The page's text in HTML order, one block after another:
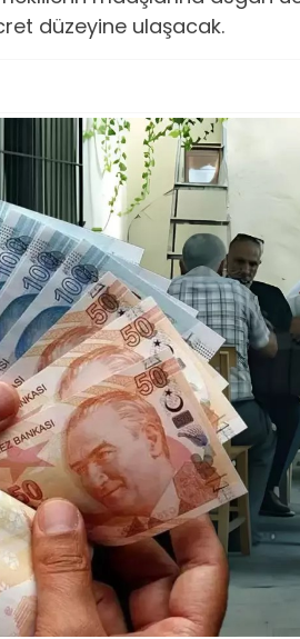
düzeyine ulaşacak.